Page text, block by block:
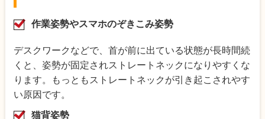
作業姿勢やスマホのぞきこみ姿勢
デスクワークなどで、首が前に出ている状態が長時間続
くと、姿勢が固定されストレートネックになりやすくな
ります。もっともストレートネックが引き起こされやす
い原因です。
猫背姿勢